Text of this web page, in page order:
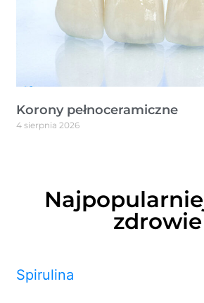
Korony pełnoceramiczne
4 sierpnia 2026
zdrowie
Spirulina